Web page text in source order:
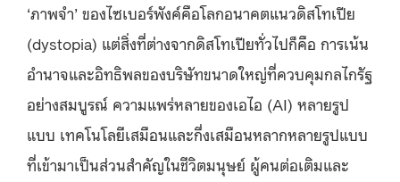
‘ภาพจำ’ ของไซเบอร์พังค์คือโลกอนาคตแนวดิสโทเปีย
(dystopia) แต่สิ่งที่ต่างจากดิสโทเปียทั่วไปก็คือ การเน้น
อำนาจและอิทธิพลของบริษัทขนาดใหญ่ที่ควบคุมกลไกรัฐ
อย่างสมบูรณ์ ความแพร่หลายของเอไอ (AI) หลายรูป
แบบ เทคโนโลยีเสมือนและกึ่งเสมือนหลากหลายรูปแบบ
ที่เข้ามาเป็นส่วนสำคัญในชีวิตมนุษย์ ผู้คนต่อเติมและ